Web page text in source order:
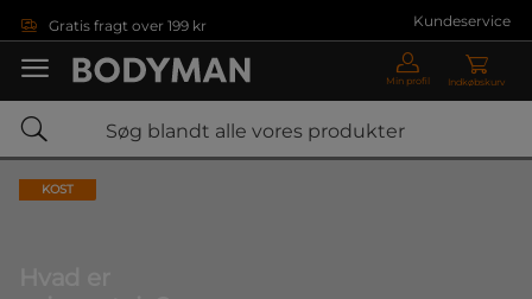
Gratis fragt over 199 kr Kundeservice
Min profil Indkøbskurv
KOST